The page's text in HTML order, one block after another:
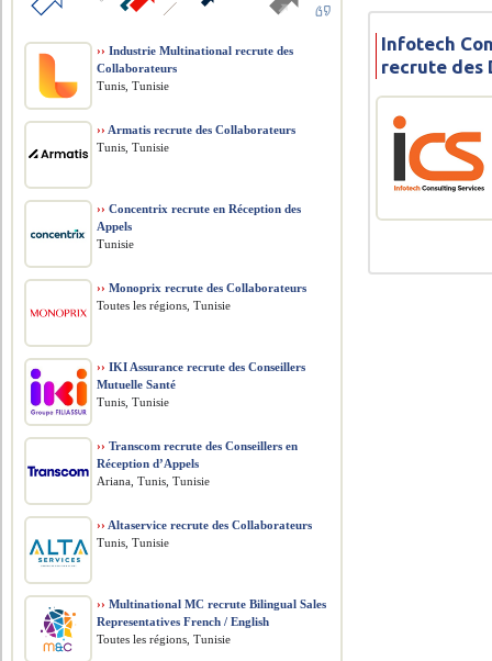
Infotech
recrute des
›› Industrie Multinational recrute des
Collaborateurs
Tunis, Tunisie
›› Armatis recrute des Collaborateurs
Tunis, Tunisie
›› Concentrix recrute en Réception des
Appels
Tunisie
›› Monoprix recrute des Collaborateurs
Toutes les régions, Tunisie
›› IKI Assurance recrute des Conseillers
Mutuelle Santé
Tunis, Tunisie
›› Transcom recrute des Conseillers en
Réception d’Appels
Ariana, Tunis, Tunisie
›› Altaservice recrute des Collaborateurs
Tunis, Tunisie
›› Multinational MC recrute Bilingual Sales
Representatives French / English
Toutes les régions, Tunisie